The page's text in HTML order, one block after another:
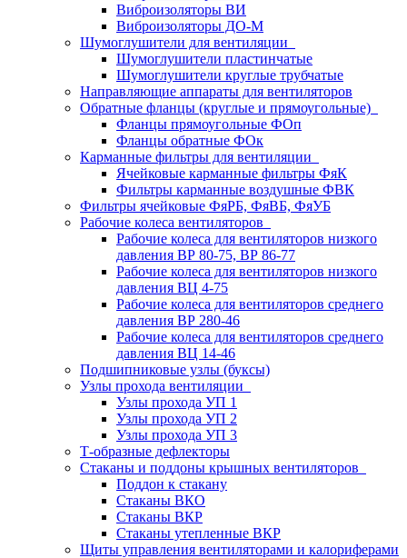
Виброизоляторы ВИ
Виброизоляторы ДО-М
Шумоглушители для вентиляции
Шумоглушители пластинчатые
Шумоглушители круглые трубчатые
Направляющие аппараты для вентиляторов
Обратные фланцы (круглые и прямоугольные)
Фланцы прямоугольные ФОп
Фланцы обратные ФОк
Карманные фильтры для вентиляции
Ячейковые карманные фильтры ФяК
Фильтры карманные воздушные ФВК
Фильтры ячейковые ФяРБ, ФяВБ, ФяУБ
Рабочие колеса вентиляторов
Рабочие колеса для вентиляторов низкого
давления ВР 80-75, ВР 86-77
Рабочие колеса для вентиляторов низкого
давления ВЦ 4-75
Рабочие колеса для вентиляторов среднего
давления ВР 280-46
Рабочие колеса для вентиляторов среднего
давления ВЦ 14-46
Подшипниковые узлы (буксы)
Узлы прохода вентиляции
Узлы прохода УП 1
Узлы прохода УП 2
Узлы прохода УП 3
Т-образные дефлекторы
Стаканы и поддоны крышных вентиляторов
Поддон к стакану
Стаканы ВКО
Стаканы ВКР
Стаканы утепленные ВКР
Щиты управления вентиляторами и калориферами